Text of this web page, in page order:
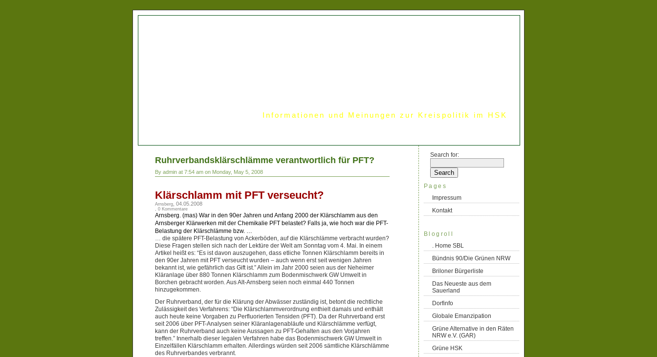
Informationen und Meinungen zur Kreispolitik im HSK
Ruhrverbandsklärschlämme verantwortlich für PFT?
By admin at 7:54 am on Monday, May 5, 2008
Klärschlamm mit PFT verseucht?
Arnsberg , 04.05.2008
, 0 Kommentare
Arnsberg. (mas) War in den 90er Jahren und Anfang 2000 der Klärschlamm aus den
Arnsberger Klärwerken mit der Chemikalie PFT belastet? Falls ja, wie hoch war die PFT-
Belastung der Klärschlämme bzw. …
… die spätere PFT-Belastung von Ackerböden, auf die Klärschlämme verbracht wurden?
Diese Fragen stellen sich nach der Lektüre der Welt am Sonntag vom 4. Mai. In einem
Artikel heißt es: “Es ist davon auszugehen, dass etliche Tonnen Klärschlamm bereits in
den 90er Jahren mit PFT verseucht wurden – auch wenn erst seit wenigen Jahren
bekannt ist, wie gefährlich das Gift ist.” Allein im Jahr 2000 seien aus der Neheimer
Kläranlage über 880 Tonnen Klärschlamm zum Bodenmischwerk GW Umwelt in
Borchen gebracht worden. Aus Alt-Arnsberg seien noch einmal 440 Tonnen
hinzugekommen.
Der Ruhrverband, der für die Klärung der Abwässer zuständig ist, betont die rechtliche
Zulässigkeit des Verfahrens: “Die Klärschlammverordnung enthielt damals und enthält
auch heute keine Vorgaben zu Perfluorierten Tensiden (PFT). Da der Ruhrverband erst
seit 2006 über PFT-Analysen seiner Kläranlagenabläufe und Klärschlämme verfügt,
kann der Ruhrverband auch keine Aussagen zu PFT-Gehalten aus den Vorjahren
treffen.” Innerhalb dieser legalen Verfahren habe das Bodenmischwerk GW Umwelt in
Einzelfällen Klärschlamm erhalten. Allerdings würden seit 2006 sämtliche Klärschlämme
des Ruhrverbandes verbrannt.
Search for:
Pages
Impressum
Kontakt
Blogroll
. Home SBL
Bündnis 90/Die Grünen NRW
Briloner Bürgerliste
Das Neueste aus dem
Sauerland
Dorfinfo
Globale Emanzipation
Grüne Alternative in den Räten
NRW e.V. (GAR)
Grüne HSK